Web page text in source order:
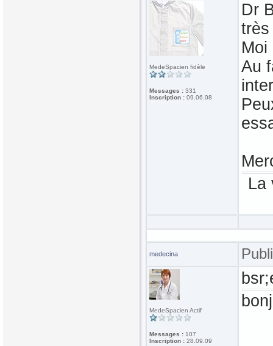
MedeSpacien fidèle
Messages : 331
Inscription : 09.06.08
Dr
Au
La
medecina
MedeSpacien Actif
Messages : 107
Inscription : 28.09.09